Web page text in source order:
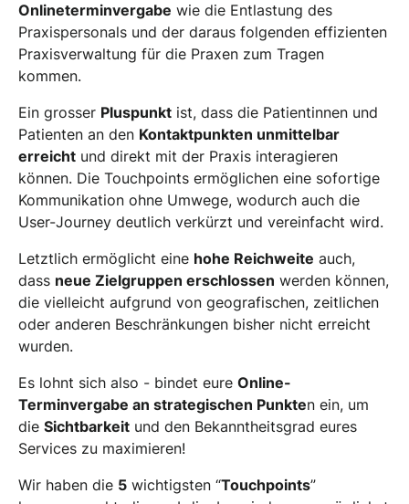
Onlineterminvergabe wie die Entlastung des
Praxispersonals und der daraus folgenden effizienten
Praxisverwaltung für die Praxen zum Tragen
kommen.
Ein grosser Pluspunkt ist, dass die Patientinnen und
Patienten an den Kontaktpunkten unmittelbar
erreicht und direkt mit der Praxis interagieren
können. Die Touchpoints ermöglichen eine sofortige
Kommunikation ohne Umwege, wodurch auch die
User-Journey deutlich verkürzt und vereinfacht wird.
Letztlich ermöglicht eine hohe Reichweite auch,
dass neue Zielgruppen erschlossen werden können,
die vielleicht aufgrund von geografischen, zeitlichen
oder anderen Beschränkungen bisher nicht erreicht
wurden.
Es lohnt sich also - bindet eure Online-
Terminvergabe an strategischen Punkten ein, um
die Sichtbarkeit und den Bekanntheitsgrad eures
Services zu maximieren!
Wir haben die 5 wichtigsten “Touchpoints”